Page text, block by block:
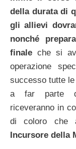
della durata di
gli allievi
nonché
finale che si
operazione
successo tutte
a far parte
riceveranno in
di coloro che
Incursore della